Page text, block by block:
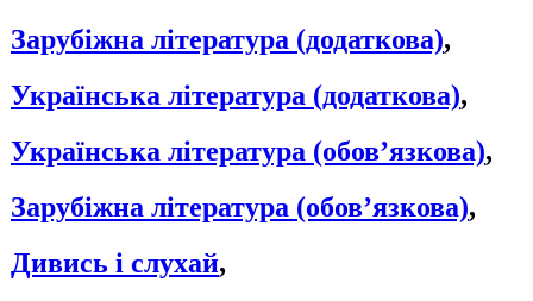
Зарубіжна література (додаткова),
Українська література (додаткова),
Українська література (обов’язкова),
Зарубіжна література (обов’язкова),
Дивись і слухай,